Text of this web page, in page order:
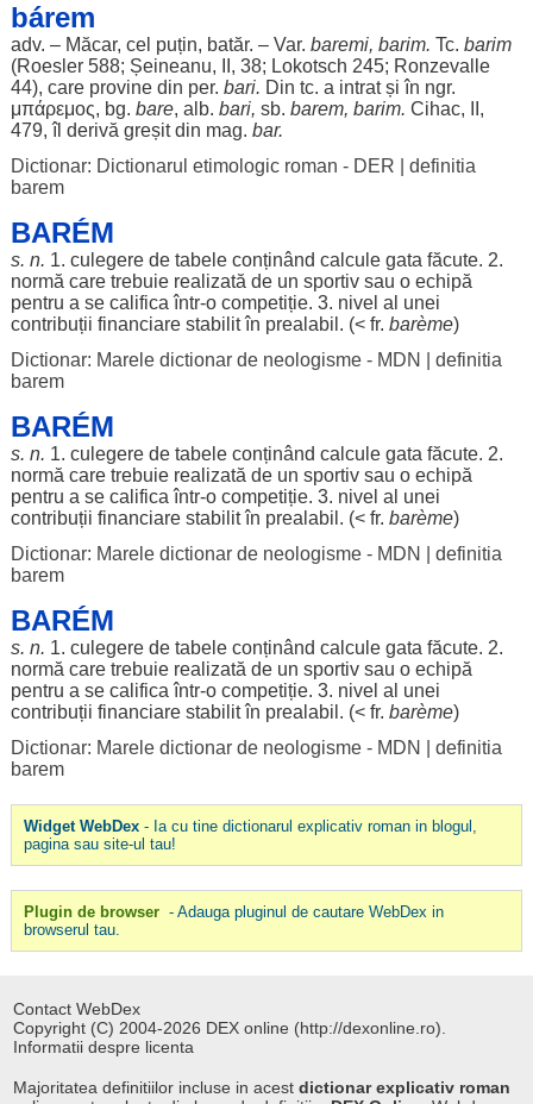
bárem
adv. – Măcar, cel puțin, batăr. – Var. baremi, barim. Tc. barim
(Roesler 588; Șeineanu, II, 38; Lokotsch 245; Ronzevalle
44), care provinedin per. bari. Din tc. a intratși în ngr.
μπάρεμος, bg. bare, alb. bari, sb. barem, barim. Cihac, II,
479,îl derivă greșitdin mag. bar.
Dictionar: Dictionarul etimologic roman - DER
definitia
barem
BARÉM
s. n. 1. culegerede tabele conținând calcule gata făcute. 2.
normă care trebuie realizată de un sportivsau o echipă
pentru a se califica într-o competiție. 3. nivel al unei
contribuții financiare stabilitîn prealabil . (< fr. barème)
Dictionar: Marele dictionar de neologisme - MDN
definitia
barem
BARÉM
s. n. 1. culegerede tabele conținând calcule gata făcute. 2.
normă care trebuie realizată de un sportivsau o echipă
pentru a se califica într-o competiție. 3. nivel al unei
contribuții financiare stabilitîn prealabil . (< fr. barème)
Dictionar: Marele dictionar de neologisme - MDN
definitia
barem
BARÉM
s. n. 1. culegerede tabele conținând calcule gata făcute. 2.
normă care trebuie realizată de un sportivsau o echipă
pentru a se califica într-o competiție. 3. nivel al unei
contribuții financiare stabilitîn prealabil . (< fr. barème)
Dictionar: Marele dictionar de neologisme - MDN
definitia
barem
Widget WebDex- Ia cu tine dictionarul explicativ roman in blogul,
pagina sau site-ul tau!
Plugin de browser - Adauga pluginul de cautare WebDex in
browserul tau.
Contact WebDex
Copyright (C) 2004-2026 DEX online (http://dexonline.ro).
Informatii despre licenta
Majoritatea definitiilor incluse in acestdictionar explicativ roman